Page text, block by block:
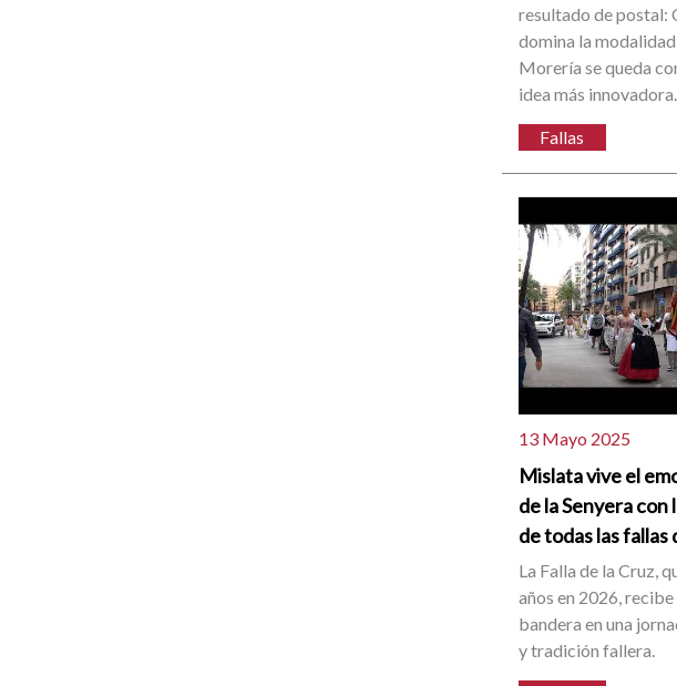
resultado de postal:
domina la
Morería se queda
idea más innovadora.
Fallas
13 Mayo 2025
Mislata vive el
de la Senyera
de todas las fallas
La Falla de la Cruz,
años en 2026,
bandera en una
y tradición fallera.